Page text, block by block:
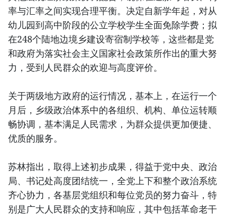
率与汇率之间实现合理平衡。决定自新学年起，对从
幼儿园到高中阶段的公立学校学生全面免除学费；拟
在248个陆地边境乡建设寄宿制学校等，这些都是党
和政府为落实社会主义国家社会政策所作出的重大努
力，受到人民群众的欢迎与高度评价。
关于两级地方政府的运行情况，基本上，在运行一个
月后，乡级政治体系中的各组织、机构、单位运转顺
畅协调，基本满足人民需求，为群众提供更加便捷、
优质的服务。
苏林指出，取得上述初步成果，得益于党中央、政治
局、书记处高度团结统一，全党上下和整个政治系统
齐心协力，各基层党组织和每位党员的努力奋斗，特
别是广大人民群众的支持和响应，其中包括革命老干